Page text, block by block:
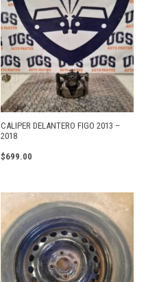
CALIPER DELANTERO FIGO 2013 –
2018
$699.00